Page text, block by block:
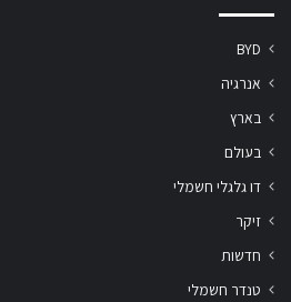
BYD
אנרגיה
בארץ
בעולם
דו גלגלי חשמלי
זיקר
חדשות
טנדר חשמלי